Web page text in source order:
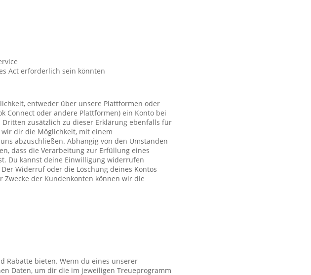
Act erforderlich sein könnten
entweder über unsere Plattformen oder
Connect oder andere Plattformen) ein Konto bei
zusätzlich zu dieser Erklärung ebenfalls für
dir die Möglichkeit, mit einem
abzuschließen. Abhängig von den Umständen
dass die Verarbeitung zur Erfüllung eines
Du kannst deine Einwilligung widerrufen
Widerruf oder die Löschung deines Kontos
der Kundenkonten können wir die
Rabatte bieten. Wenn du eines unserer
Daten, um dir die im jeweiligen Treueprogramm